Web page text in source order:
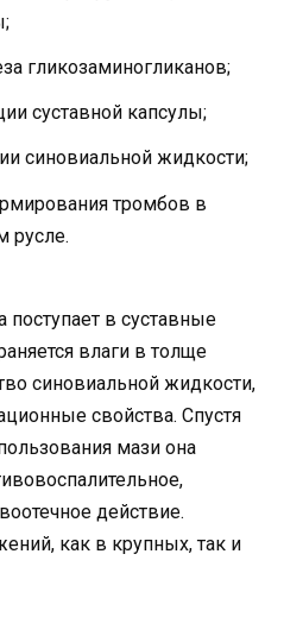
гликозаминогликанов;
суставной капсулы;
синовиальной жидкости;
тромбов в
русле.
в суставные
влаги в толще
синовиальной жидкости,
свойства. Спустя
мази она
действие.
как в крупных, так и